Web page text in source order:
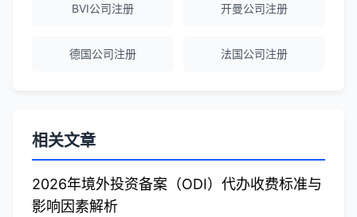
泰国公司注册和银行开户服务高效，推
刘总
泰国BOI申请+建厂规划一站式服务，完
BVI公司注册 开曼公司注册
德国公司注册 法国公司注册
相关文章
2026年境外投资备案（ODI）代办收费标准与
影响因素解析